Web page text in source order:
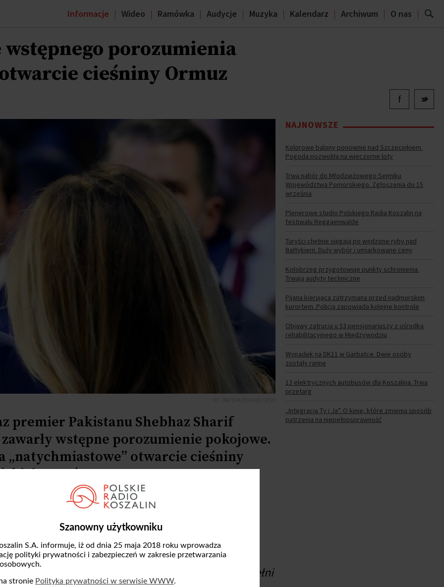
Szanowny użytkowniku
S.A. informuje, iż od dnia 25 maja 2018 roku wprowadza
polityki prywatności i zabezpieczeń w zakresie przetwarzania
stronie Polityka prywatności w serwisie WWW.
Informacje Wideo Ramówka Audycje Muzyka Kalendarz Archiwum O nas
wstępnego porozumienia
cieśniny Ormuz
premier Pakistanu Shebhaz Sharif
wstępne porozumienie pokojowe.
„natychmiastowe” otwarcie cieśniny
portów.
podał pośredniczący w rozmowach premier
porozumienie dotyczy „natychmiastowego i
wszystkich frontach, w tym w Libanie”.
zawarta. Gratulacje dla wszystkich! Niniejszym w pełni
NAJNOWSZE
Kolorowe balony ponownie nad Szczecinkiem.
Pogoda pozwoliła na wieczorne loty
Trwa nabór do Młodzieżowego Sejmiku
Województwa Pomorskiego. Zgłoszenia do 15
września
Plenerowe studio Polskiego Radia Koszalin na
festiwalu Reggaenwalde
Turyści chętnie sięgają po wędzone ryby nad
Bałtykiem. Duży wybór i umiarkowane ceny
Kołobrzeg przygotowuje punkty schronienia.
Trwają audyty techniczne
Pijana kierująca zatrzymana przed nadmorskim
kurortem. Policja zapowiada kolejne kontrole
Objawy zatrucia u 53 pensjonariuszy z ośrodka
rehabilitacyjnego w Międzywodziu
Wypadek na DK11 w Garbatce. Dwie osoby
zostały ranne
13 elektrycznych autobusów dla Koszalina. Trwa
przetarg
„Integracja Ty i Ja”. O kinie, które zmienia sposób
patrzenia na niepełnosprawność